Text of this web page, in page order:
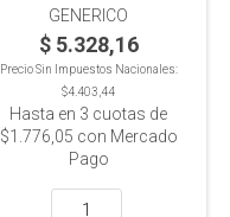
GENERICO
$ 5.328,16
Precio Sin Impuestos Nacionales:
$4.403,44
Hasta en 3 cuotas de
$1.776,05 con Mercado
Pago